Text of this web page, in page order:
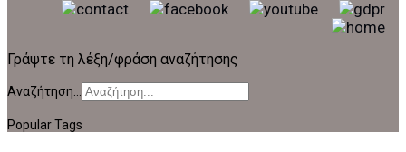
Γράψτε τη λέξη/φράση αναζήτησης
Αναζήτηση...
Popular Tags